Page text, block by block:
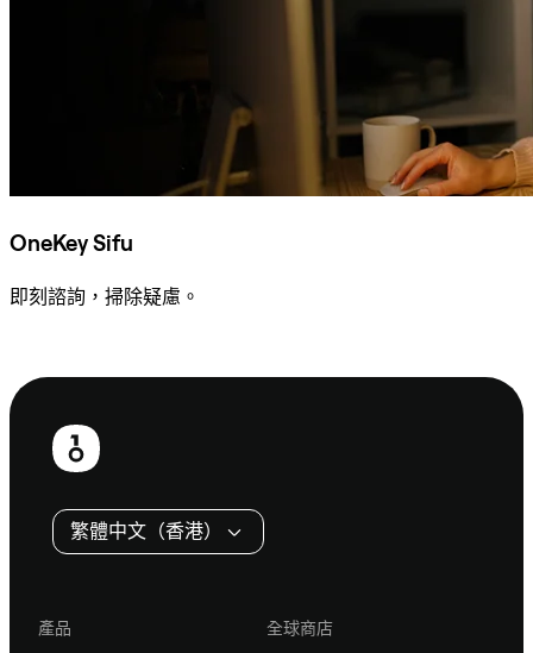
OneKey Sifu
即刻諮詢，掃除疑慮。
頁
繁體中文（香港）
產品
全球商店